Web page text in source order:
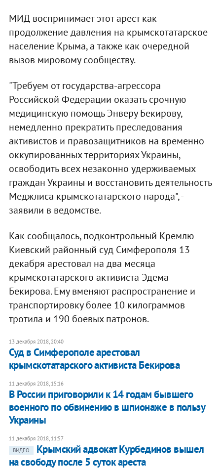
МИД воспринимает этот арест как
продолжение давления на крымскотатарское
население Крыма, а также как очередной
вызов мировому сообществу.
"Требуем от государства-агрессора
Российской Федерации оказать срочную
медицинскую помощь Энверу Бекирову,
немедленно прекратить преследования
активистов и правозащитников на временно
оккупированных территориях Украины,
освободить всех незаконно удерживаемых
граждан Украины и восстановить деятельность
Меджлиса крымскотатарского народа", -
заявили в ведомстве.
Как сообщалось, подконтрольный Кремлю
Киевский районный суд Симферополя 13
декабря арестовал на два месяца
крымскотатарского активиста Эдема
Бекирова. Ему вменяют распространение и
транспортировку более 10 килограммов
тротила и 190 боевых патронов.
13 декабря 2018, 20:40
Суд в Симферополе арестовал
крымскотатарского активиста Бекирова
11 декабря 2018, 15:16
В России приговорили к 14 годам бывшего
военного по обвинению в шпионаже в пользу
Украины
11 декабря 2018, 11:57
ВИДЕО
Крымский адвокат Курбединов вышел
на свободу после 5 суток ареста